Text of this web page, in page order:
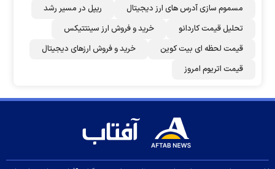
مسموم سازی آدرس های ارز دیجیتال
ریپل در مسیر رشد
تحلیل قیمت کاردانو
خرید و فروش ارز سینتتیکس
قیمت لحظه ای بیت کوین
خرید و فروش ارزهای دیجیتال
قیمت اتریوم امروز